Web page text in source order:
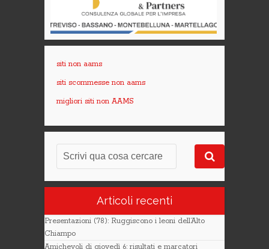
siti non aams
siti scommesse non aams
migliori siti non AAMS
Articoli recenti
Presentazioni (78): Ruggiscono i leoni dell’Alto
Chiampo
Amichevoli di giovedì 6: risultati e marcatori